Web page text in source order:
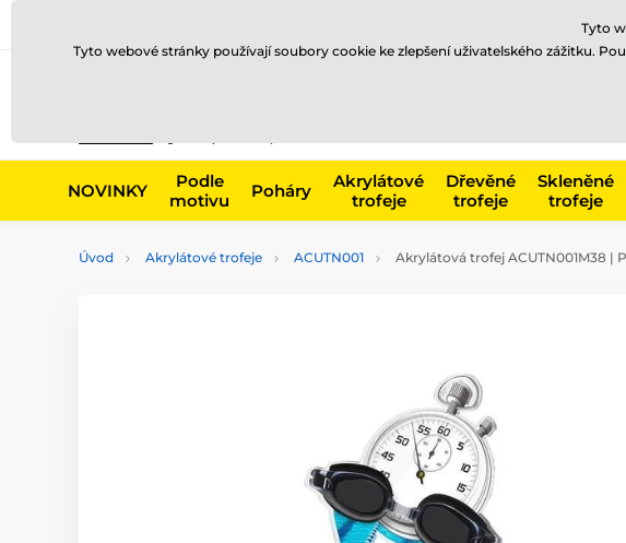
NOVINKY
Podle
motivu
Poháry
Akrylátové
trofeje
Dřevěné
trofeje
Skleněné
trofeje
Úvod Akrylátové trofeje ACUTN001 Akrylátová trofej ACUTN001M38 |
Tyto
Tyto webové stránky používají soubory cookie ke zlepšení uživatelského zážitku.